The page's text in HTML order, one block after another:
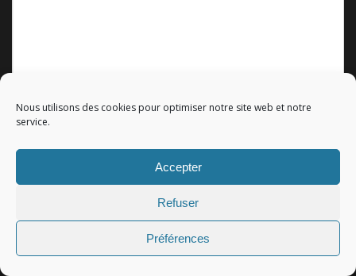
Nous utilisons des cookies pour optimiser notre site web et notre
service.
Accepter
Refuser
Préférences
Envoyer votre demande
C.G.V.|Mentions légales|All rights reserved - Tous droits